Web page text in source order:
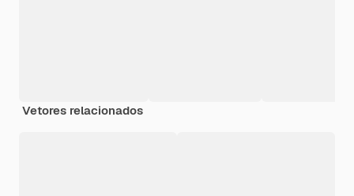
Vetores relacionados